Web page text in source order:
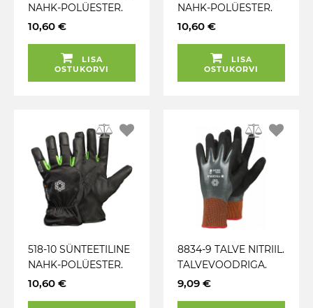
NAHK-POLÜESTER.
FLIIS TALVE
10,60 €
LISA
OSTUKORVI
NAHK-POLÜESTER.
FLIIS TALVE
10,60 €
LISA
OSTUKORVI
518-10 SÜNTEETILINE
NAHK-POLÜESTER.
FLIIS TALVE
10,60 €
8834-9 TALVE NITRIIL.
TALVEVOODRIGA.
PUUTEEKRAAN.
9,09 €